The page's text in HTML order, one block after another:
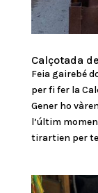
Calçotada
Feia gairebé
per fi fer la
Gener ho
l’últim
tirartien per